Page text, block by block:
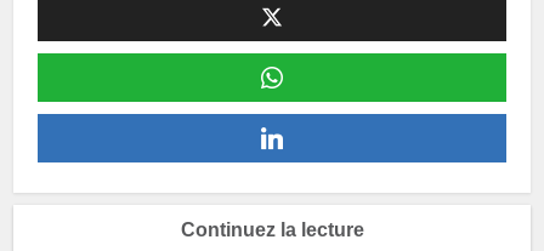
Continuez la lecture